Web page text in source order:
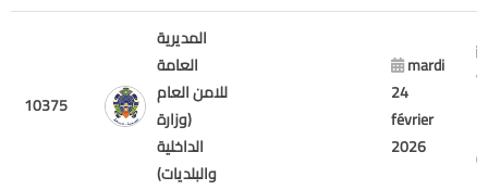
10375
المديرية
العامة
للامن العام
(وزارة
الداخلية
والبلديات)
mardi
24
février
2026